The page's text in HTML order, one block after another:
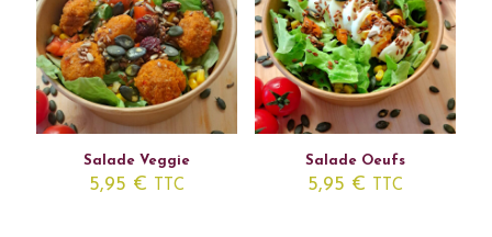
Salade Veggie
5,95 € TTC
Salade Oeufs
5,95 € TTC